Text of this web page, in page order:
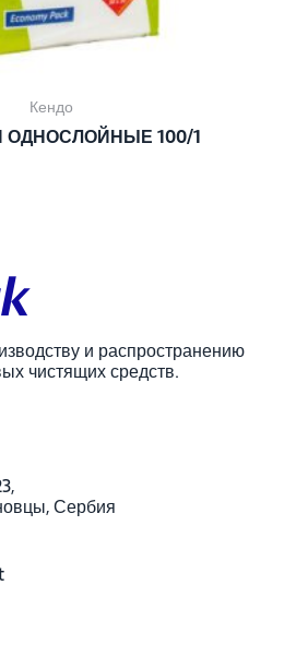
Кендо
100/1
и распространению
чистящих средств.
Сербия